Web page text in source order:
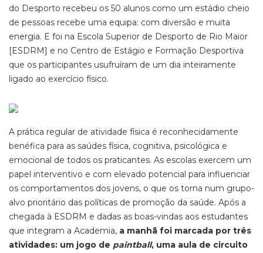
do Desporto recebeu os 50 alunos como um estádio cheio
de pessoas recebe uma equipa: com diversão e muita
energia. E foi na Escola Superior de Desporto de Rio Maior
[ESDRM] e no Centro de Estágio e Formação Desportiva
que os participantes usufruíram de um dia inteiramente
ligado ao exercício físico.
A prática regular de atividade física é reconhecidamente
benéfica para as saúdes física, cognitiva, psicológica e
emocional de todos os praticantes. As escolas exercem um
papel interventivo e com elevado potencial para influenciar
os comportamentos dos jovens, o que os torna num grupo-
alvo prioritário das políticas de promoção da saúde. Após a
chegada à ESDRM e dadas as boas-vindas aos estudantes
que integram a Academia, a manhã foi marcada por três
atividades: um jogo de paintball, uma aula de circuito